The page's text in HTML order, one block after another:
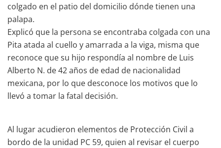
colgado en el patio del domicilio dónde tienen una
palapa.
Explicó que la persona se encontraba colgada con una
Pita atada al cuello y amarrada a la viga, misma que
reconoce que su hijo respondía al nombre de Luis
Alberto N. de 42 años de edad de nacionalidad
mexicana, por lo que desconoce los motivos que lo
llevó a tomar la fatal decisión.
Al lugar acudieron elementos de Protección Civil a
bordo de la unidad PC 59, quien al revisar el cuerpo